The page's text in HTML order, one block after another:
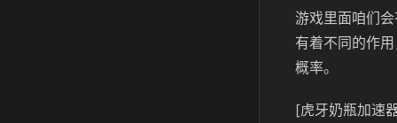
游戏里面咱们
有着不同的作
概率。
[虎牙奶瓶加速